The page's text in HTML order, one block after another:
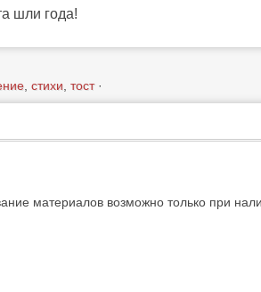
шли года!
стихи тост·
материалов возможно только при